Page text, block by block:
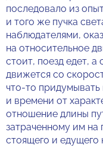
последовало из
и того же пучка
наблюдателями,
на относительное
стоит, поезд едет, а
движется со
что-то
и времени от
отношение длины
затраченному им на
стоящего и едущего